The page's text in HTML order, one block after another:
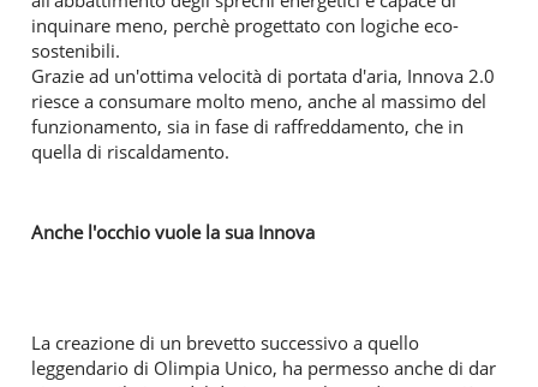
inquinare meno, perchè progettato con logiche eco-
sostenibili.
Grazie ad un'ottima velocità di portata d'aria, Innova 2.0
riesce a consumare molto meno, anche al massimo del
funzionamento, sia in fase di raffreddamento, che in
quella di riscaldamento.
Anche l'occhio vuole la sua Innova
La creazione di un brevetto successivo a quello
leggendario di Olimpia Unico, ha permesso anche di dar